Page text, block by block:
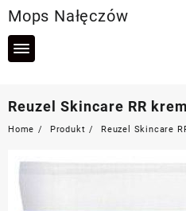
to
content
Mops Nałęczów
Reuzel Skincare RR
Home Produkt Reuzel Skincare